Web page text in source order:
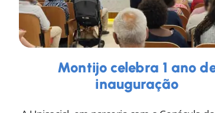
Montijo celebra 1 ano
inauguração